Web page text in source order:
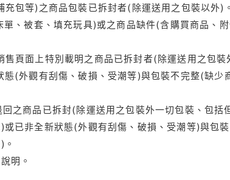
包等)之商品包裝已拆封者(除運送用之包裝以外)。
、被套、填充玩具)或之商品缺件(含購買商品、
頁面上特別載明之商品已拆封者(除運送用之包裝
(外觀有刮傷、破損、受潮等)與包裝不完整(缺少
之商品已拆封(除運送用之包裝外一切包裝、包括
已非全新狀態(外觀有刮傷、破損、受潮等)與包
明。